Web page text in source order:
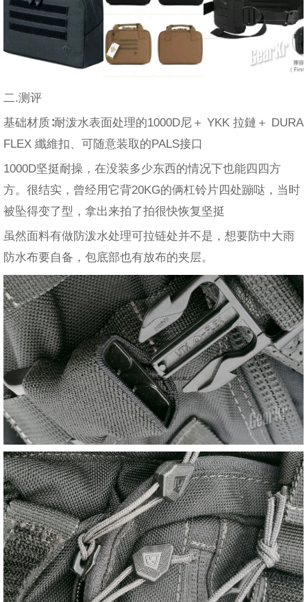
二.测评
基础材质∶耐泼水表面处理的1000D尼＋ YKK 拉鏈＋ DURA
FLEX 纖維扣、可随意装取的PALS接口
1000D坚挺耐操，在没装多少东西的情况下也能四四方
方。很结实，曾经用它背20KG的俩杠铃片四处蹦哒，当时
被坠得变了型，拿出来拍了拍很快恢复坚挺
虽然面料有做防泼水处理可拉链处并不是，想要防中大雨
防水布要自备，包底部也有放布的夹层。